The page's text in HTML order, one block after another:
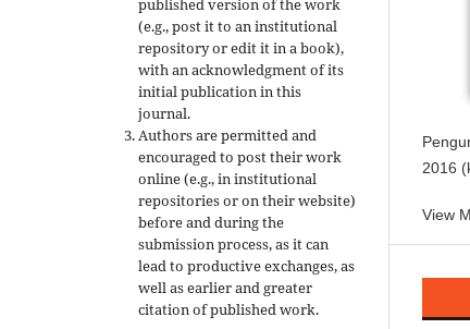
(e.g., post it to an institutional
repository or edit it in a book),
with an acknowledgment of its
initial publication in this
journal.
Authors are permitted and
encouraged to post their work
online (e.g., in institutional
repositories or on their website)
before and during the
submission process, as it can
lead to productive exchanges, as
well as earlier and greater
citation of published work.
2016
View